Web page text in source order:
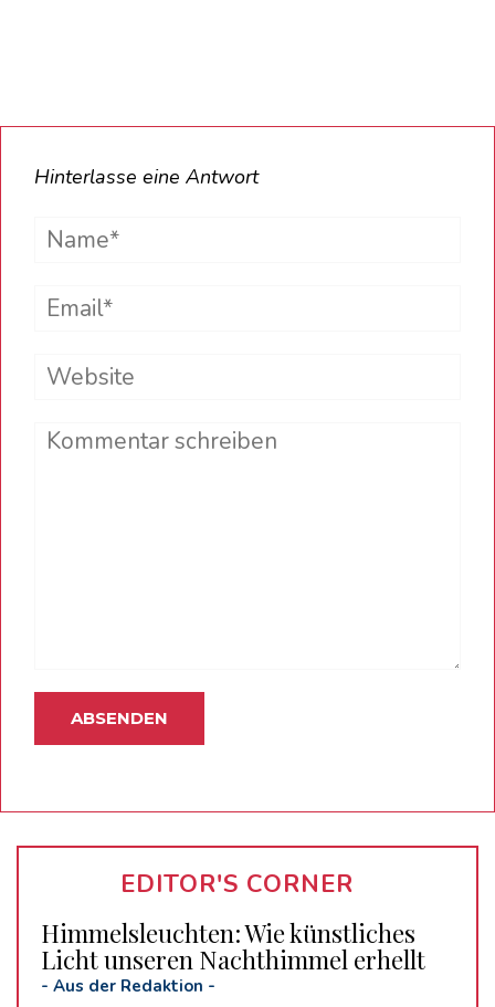
Hinterlasse eine Antwort
Name*
Email*
Website
Comment
EDITOR'S CORNER
Himmelsleuchten: Wie künstliches
Licht unseren Nachthimmel erhellt
- Aus der Redaktion -